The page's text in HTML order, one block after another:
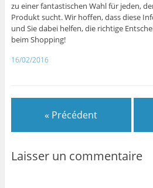
zu einer fantastischen Wahl für jeden,
Produkt sucht. Wir hoffen, dass diese
und Sie dabei helfen, die richtige
beim Shopping!
16/02/2016
« Précédent
Laisser un commentaire